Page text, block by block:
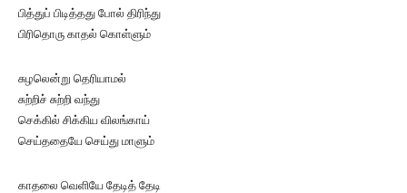
பித்துப் பிடித்தது போல் திரிந்து
பிரிதொரு காதல் கொள்ளும்
சுழலென்று தெரியாமல்
சுற்றிச் சுற்றி வந்து
செக்கில் சிக்கிய விலங்காய்
செய்ததையே செய்து மாளும்
காதலை வெளியே தேடித் தேடி